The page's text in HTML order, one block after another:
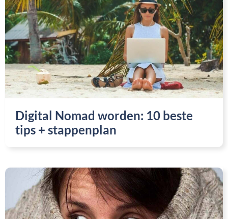
Digital Nomad worden: 10 beste
tips + stappenplan